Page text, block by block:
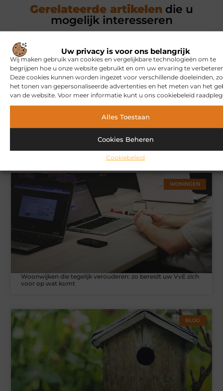
Uw privacy is voor ons belangrijk
Wij maken gebruik van cookies en vergelijkbare technologieën om te
begrijpen hoe u onze website gebruikt en om uw ervaring te
Deze cookies kunnen worden ingezet voor verschillende doeleinden,
het tonen van gepersonaliseerde advertenties en het meten van het
van de website. Voor meer informatie kunt u ons cookiebeleid
Alles Toestaan
Cookies Beheren
Cookiebeleid
Gerelateerde artikelen die u
mogelijk interesseren
MARKETING
Hoe u een webshop laat bouwen die klaar is voor
WONINGEN
Woonwijken die tegelijk verouderen: zo bereidt uw VvE zich
voor op wat komt
BLOG